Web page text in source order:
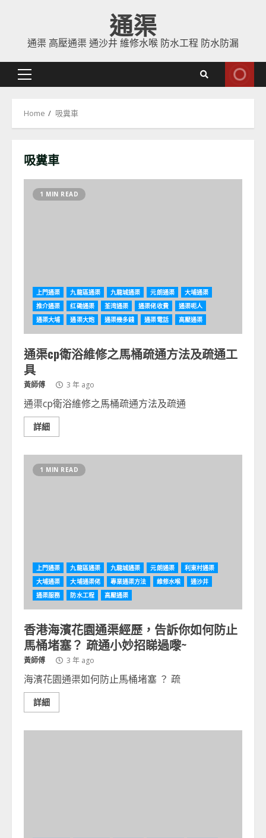
content
通渠
通渠 高壓通渠 通沙井 維修水喉 防水工程 防水防漏
Primary
Home 吸糞車
吸糞車
1 MIN READ
上門通渠 九龍區通渠 九龍城通渠 元朗通渠
大埔通渠
推介通渠
红磡通渠 荃湾通渠 通渠佬收費
通渠呃人
通渠大埔
通渠大炮 通渠幾多錢 通渠電話 高壓通渠
通渠cp衛浴維修之馬桶疏通方法及疏通工
具
黃師傅 3 年 ago
通渠cp衛浴維修之馬桶疏通方法及疏通
詳細
1 MIN READ
上門通渠 九龍區通渠 九龍城通渠 元朗通渠
利東村通渠
大埔通渠
大埔通渠佬 專業通渠方法 維修水喉
通沙井
通渠服務
防水工程 高壓通渠
香港海濱花園通渠經歷，告訴你如何防止
馬桶堵塞？ 疏通小妙招睇過嚟~
黃師傅 3 年 ago
海濱花園通渠如何防止馬桶堵塞 ？ 疏
詳細